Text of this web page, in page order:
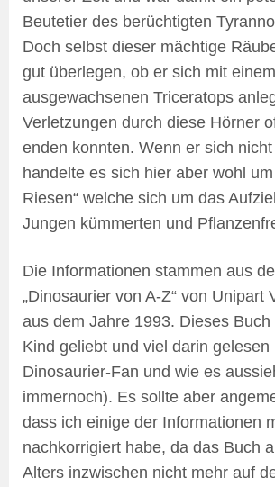
Beutetier des berüchtigten
Doch selbst dieser mächtige
gut überlegen, ob er sich mit einem
ausgewachsenen Triceratops
Verletzungen durch diese Hörner
enden konnten. Wenn er sich
handelte es sich hier aber wohl um
Riesen“ welche sich um das
Jungen kümmerten und
Die Informationen stammen aus
„Dinosaurier von A-Z“ von Unipart
aus dem Jahre 1993. Dieses
Kind geliebt und viel darin gelesen
Dinosaurier-Fan und wie es
immernoch). Es sollte aber
dass ich einige der Informationen
nachkorrigiert habe, da das Buch
Alters inzwischen nicht mehr auf